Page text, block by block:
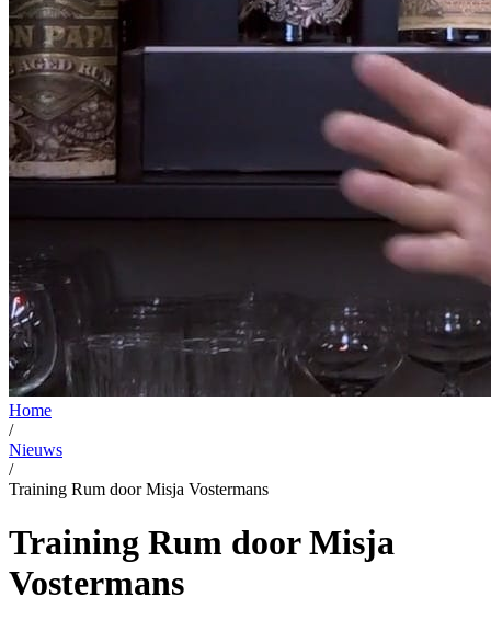
Home
/
Nieuws
/
Training Rum door Misja Vostermans
Training Rum door Misja
Vostermans